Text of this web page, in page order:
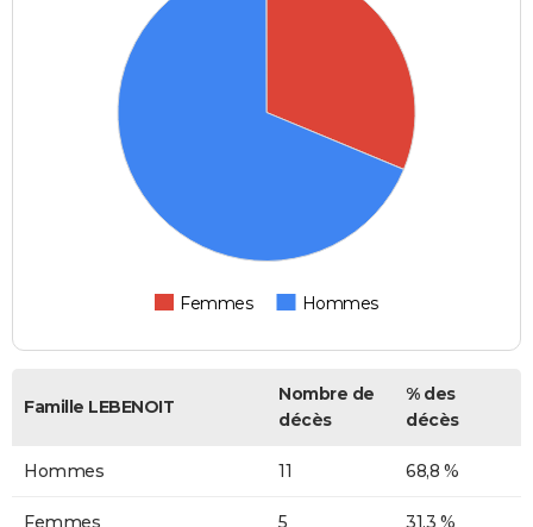
Femmes Hommes
Famille LEBENOIT
Nombre de
décès
% des
décès
Hommes 11 68,8 %
Femmes 5 31,3 %